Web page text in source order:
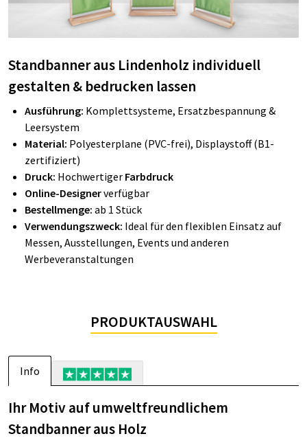
Standbanner aus Lindenholz individuell
gestalten & bedrucken lassen
Ausführung: Komplettsysteme, Ersatzbespannung &
Leersystem
Material: Polyesterplane (PVC-frei), Displaystoff (B1-
zertifiziert)
Druck: Hochwertiger Farbdruck
Online-Designerverfügbar
Bestellmenge: ab 1 Stück
Verwendungszweck: Ideal für den flexiblen Einsatz auf
Messen, Ausstellungen, Events und anderen
Werbeveranstaltungen
PRODUKTAUSWAHL
Info
Ihr Motiv auf umweltfreundlichem
Standbanner aus Holz